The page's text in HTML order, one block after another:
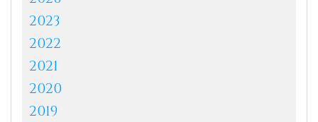
2023
2022
2021
2020
2019